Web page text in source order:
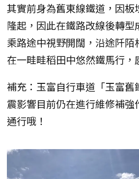
其實前身為舊東線鐵道，因板
隆起，因此在鐵路改線後轉
乘路途中視野開闊，沿途阡陌
在一畦畦稻田中悠然鐵馬行，
補充：玉富自行車道「玉富舊
震影響目前仍在進行維修補
通行哦！